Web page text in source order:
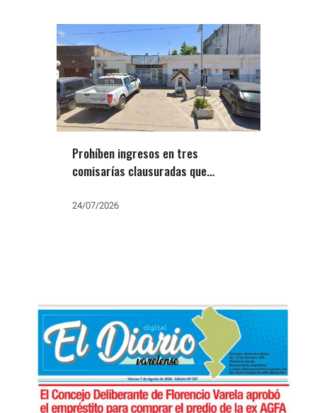
Prohíben ingresos en tres
comisarías clausuradas que
inhumanas
24/07/2026